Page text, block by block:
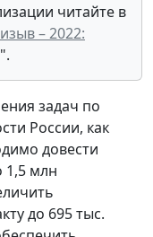
читайте в
– 2022:
".
задач по
России, как
довести
1,5 млн
до 695 тыс.